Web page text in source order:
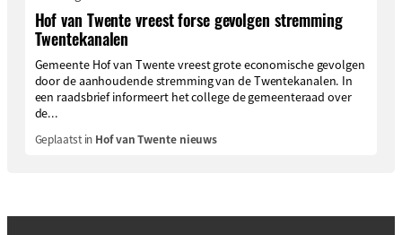
Hof van Twente vreest forse gevolgen stremming
Twentekanalen
Gemeente Hof van Twente vreest grote economische gevolgen
door de aanhoudende stremming van de Twentekanalen. In
een raadsbrief informeert het college de gemeenteraad over
de...
Geplaatst in Hof van Twente nieuws